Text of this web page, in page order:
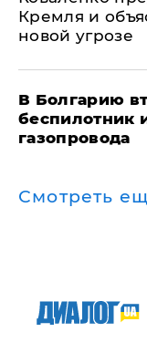
Кремля и
новой угрозе
В Болгарию
беспилотник
газопровода
Смотреть